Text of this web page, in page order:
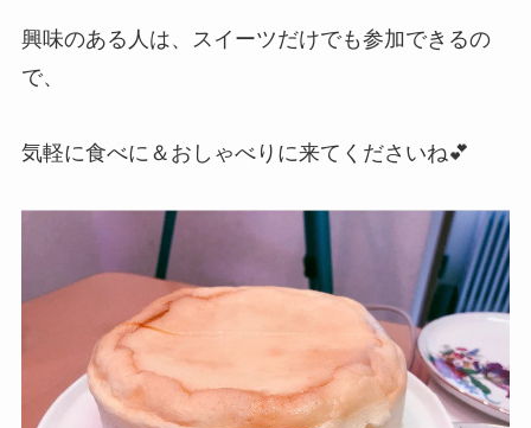
興味のある人は、スイーツだけでも参加できるの
で、
気軽に食べに＆おしゃべりに来てくださいね💕